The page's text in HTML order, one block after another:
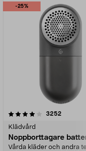
-25%
3252
Klädvård
Noppborttagare
Vårda kläder och andra
4.5av 5 stjärnor